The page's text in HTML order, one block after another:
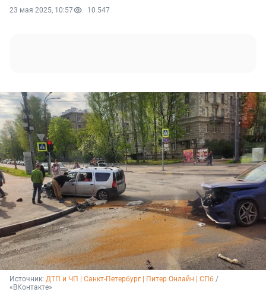
23 мая 2025, 10:57 10 547
Источник: ДТП и ЧП | Санкт-Петербург | Питер Онлайн | СПб /
«ВКонтакте»